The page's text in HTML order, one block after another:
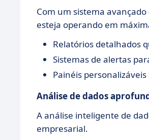
Com um sistema
esteja operando em
Relatórios detalhados
Sistemas de alertas
Painéis
Análise de dados
A análise inteligente de
empresarial.